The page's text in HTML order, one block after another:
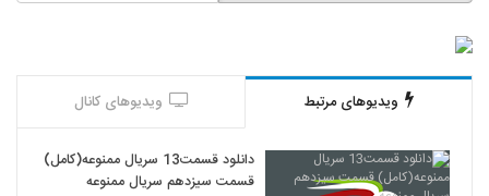
ویدیوهای مرتبط ویدیوهای کانال
دانلود قسمت13 سریال ممنوعه(کامل)
قسمت سیزدهم سریال ممنوعه